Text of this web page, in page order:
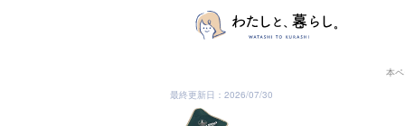
本
最終更新日：2026/07/30